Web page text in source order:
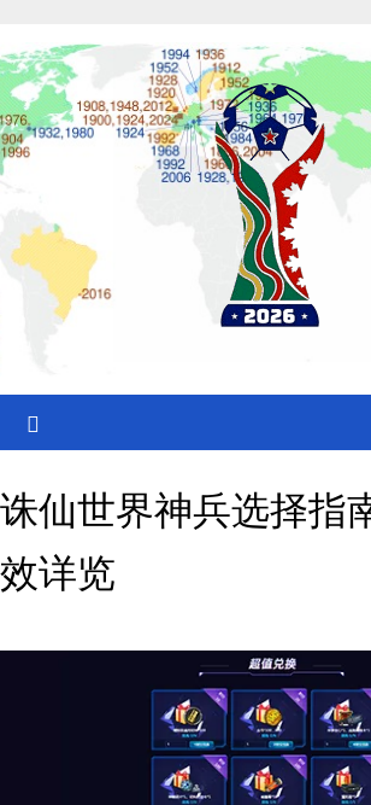
content
诛仙世界神兵选择指
效详览